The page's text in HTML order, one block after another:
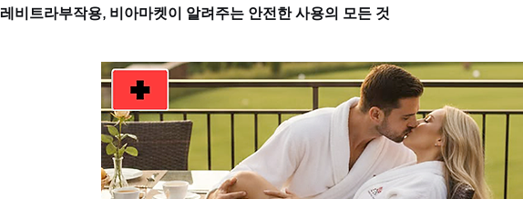
레비트라부작용, 비아마켓이 알려주는 안전한 사용의 모든 것